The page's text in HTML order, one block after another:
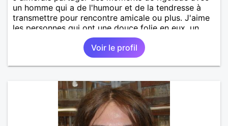
un homme qui a de l'humour et de la tendresse à
transmettre pour rencontre amicale ou plus. J'aime
les personnes qui ont une douce folie en eux, un
Voir le profil